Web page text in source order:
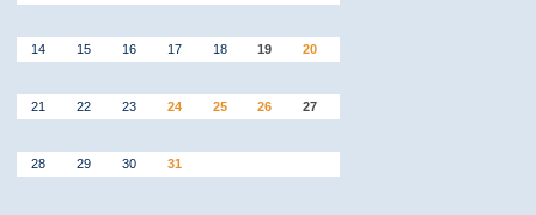
14 15 16 17 18 19 20
21 22 23 24 25 26 27
28 29 30 31